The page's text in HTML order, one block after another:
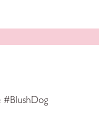
#BlushDog